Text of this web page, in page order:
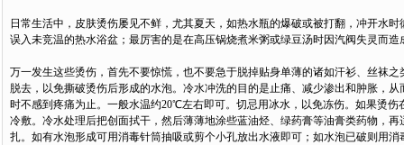
日常生活中，皮肤烫伤屡见不鲜，尤其夏天，如热水瓶的爆破或被打翻，冲开水
误入未竞温的热水浴盆；最厉害的是在高压锅烧煮米粥或绿豆汤时因汽阀失灵而
万一发生这些烫伤，首先不要惊慌，也不要急于脱掉贴身单薄的诸如汗衫、丝袜
脱去，以免撕破烫伤后形成的水泡。冷水冲洗的目的是止痛、减少渗出和肿胀，
时不感到疼痛为止。一般水温约20℃左右即可。切忌用冰水，以免冻伤。如果烫
冷敷。冷水处理后把创面拭干，然后薄薄地涂些蓝油烃、绿药膏等油膏类药物，
扎。如有水泡形成可用消毒针筒抽吸或剪个小孔放出水液即可；如水泡已破则用